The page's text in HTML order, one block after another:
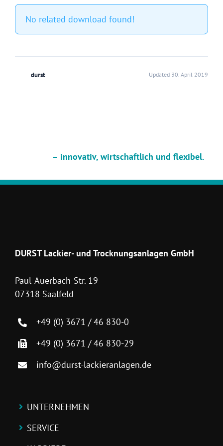
No related download found!
durst Updated 30. April 2019
– innovativ, wirtschaftlich und flexibel.
DURST Lackier- und Trocknungsanlagen GmbH
Paul-Auerbach-Str. 19
07318 Saalfeld
+49 (0) 3671 / 46 830-0
+49 (0) 3671 / 46 830-29
info@durst-lackieranlagen.de
UNTERNEHMEN
SERVICE